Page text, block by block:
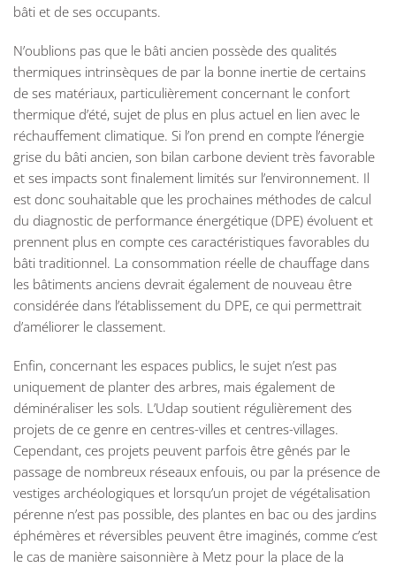
bâti et de ses occupants.
N’oublions pas que le bâti ancien possède des qualités
thermiques intrinsèques de par la bonne inertie de certains
de ses matériaux, particulièrement concernant le confort
thermique d’été, sujet de plus en plus actuel en lien avec le
réchauffement climatique. Si l’on prend en compte l’énergie
grise du bâti ancien, son bilan carbone devient très favorable
et ses impacts sont finalement limités sur l’environnement. Il
est donc souhaitable que les prochaines méthodes de calcul
du diagnostic de performance énergétique (DPE) évoluent et
prennent plus en compte ces caractéristiques favorables du
bâti traditionnel. La consommation réelle de chauffage dans
les bâtiments anciens devrait également de nouveau être
considérée dans l’établissement du DPE, ce qui permettrait
d’améliorer le classement.
Enfin, concernant les espaces publics, le sujet n’est pas
uniquement de planter des arbres, mais également de
déminéraliser les sols. L’Udap soutient régulièrement des
projets de ce genre en centres-villes et centres-villages.
Cependant, ces projets peuvent parfois être gênés par le
passage de nombreux réseaux enfouis, ou par la présence de
vestiges archéologiques et lorsqu’un projet de végétalisation
pérenne n’est pas possible, des plantes en bac ou des jardins
éphémères et réversibles peuvent être imaginés, comme c’est
le cas de manière saisonnière à Metz pour la place de la